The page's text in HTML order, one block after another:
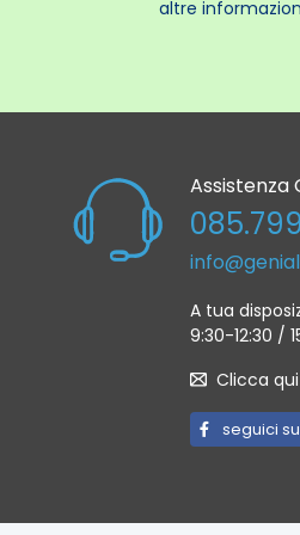
altre
Assistenza
A tua
9:30-12:30 /
Clicca
seguici